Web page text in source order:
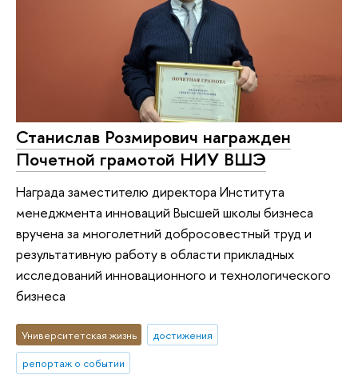
Станислав Розмирович награжден
Почетной грамотой НИУ ВШЭ
Награда заместителю директора Института
менеджмента инноваций Высшей школы бизнеса
вручена за многолетний добросовестный труд и
результативную работу в области прикладных
исследований инновационного и технологического
бизнеса
Университетская жизнь
достижения
репортаж о событии